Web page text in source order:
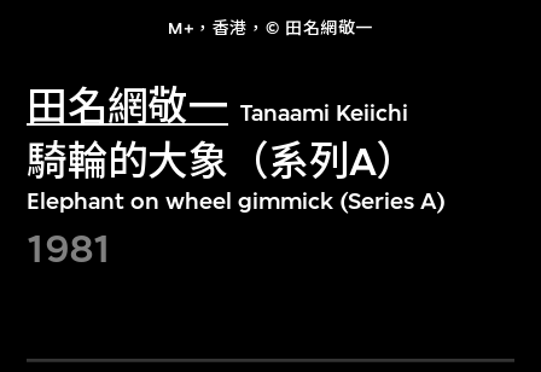
M+，香港，© 田名網敬一
田名網敬一 Tanaami Keiichi
騎輪的大象（系列A）
Elephant on wheel gimmick (Series A)
1981